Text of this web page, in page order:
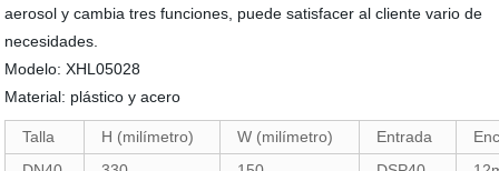
aerosol y cambia tres funciones, puede satisfacer al cliente vario de
necesidades.
Modelo: XHL05028
Material: plástico y acero
Talla H (milímetro) W (milímetro) Entrada